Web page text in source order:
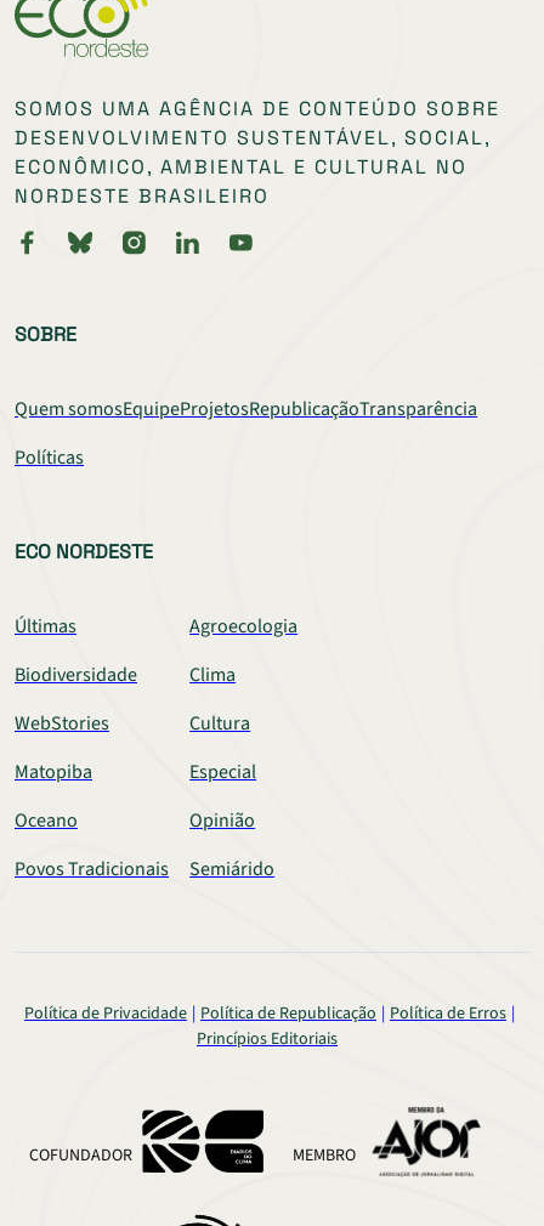
SOMOS UMA AGÊNCIA DE CONTEÚDO SOBRE
DESENVOLVIMENTO SUSTENTÁVEL, SOCIAL,
ECONÔMICO, AMBIENTAL E CULTURAL NO
NORDESTE BRASILEIRO
SOBRE
Quem somosEquipeProjetosRepublicaçãoTransparência
Políticas
ECO NORDESTE
Últimas
Agroecologia
Biodiversidade
Clima
WebStories
Cultura
Matopiba
Especial
Oceano
Opinião
Povos Tradicionais
Semiárido
Política de Privacidade Política de Republicação
Política de Erros
Princípios Editoriais
COFUNDADOR MEMBRO